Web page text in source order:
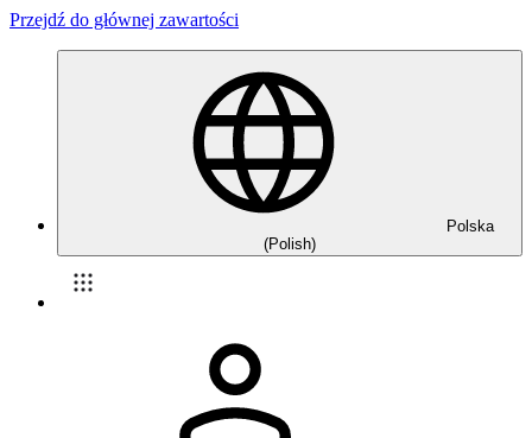
Przejdź do głównej zawartości
Polska
(Polish)